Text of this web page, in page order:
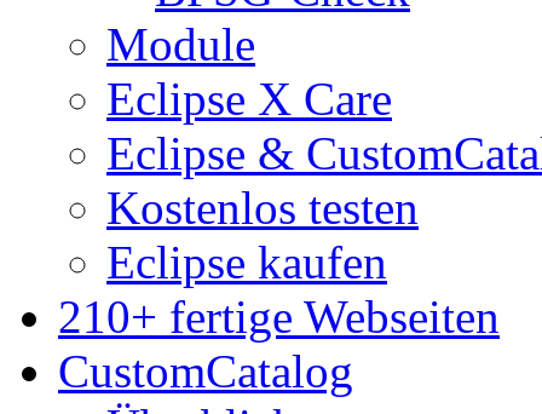
Module
Eclipse X Care
Eclipse &
Kostenlos testen
Eclipse kaufen
210+ fertige Webseiten
CustomCatalog